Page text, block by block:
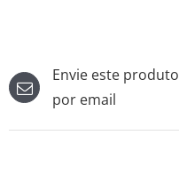
Envie este produto
por email